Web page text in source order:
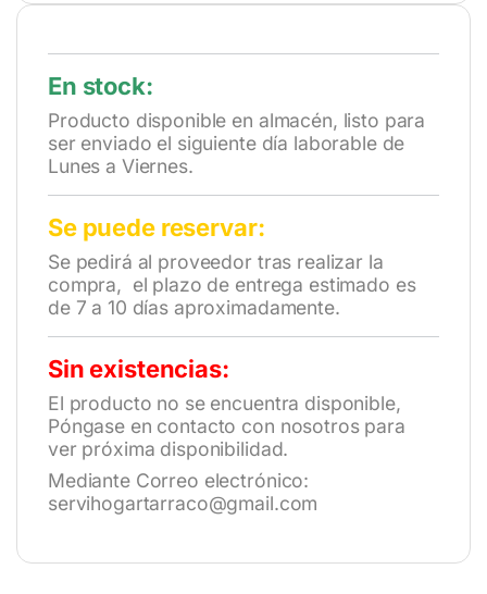
En stock:
Producto disponible en almacén, listo para
ser enviado el siguiente día laborable de
Lunes a Viernes.
Se puede reservar:
Se pedirá al proveedor tras realizar la
compra, el plazo de entrega estimado es
de 7 a 10 días aproximadamente.
Sin existencias:
El producto no se encuentra disponible,
Póngase en contacto con nosotros para
ver próxima disponibilidad.
Mediante Correo electrónico:
servihogartarraco@gmail.com